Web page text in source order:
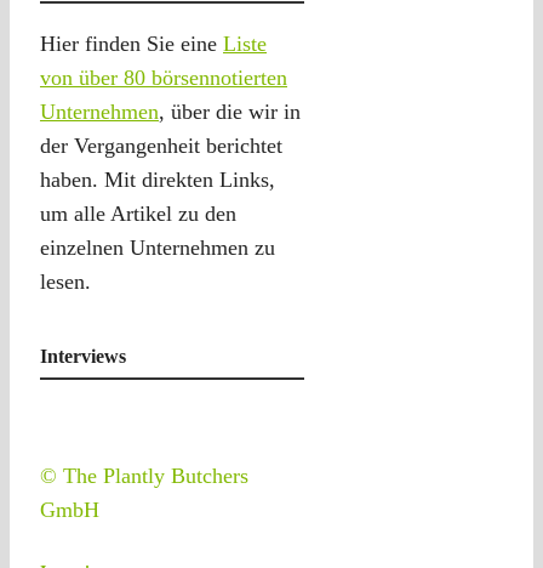
Hier finden Sie eine Liste
von über 80 börsennotierten
Unternehmen, über die wir in
der Vergangenheit berichtet
haben. Mit direkten Links,
um alle Artikel zu den
einzelnen Unternehmen zu
lesen.
Interviews
© The Plantly Butchers
GmbH